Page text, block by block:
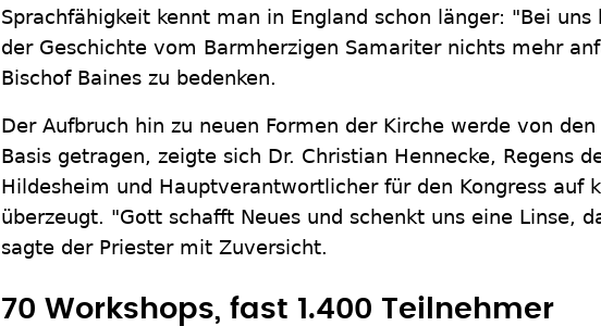
Sprachfähigkeit kennt man in England schon länger: "Bei
der Geschichte vom Barmherzigen Samariter nichts mehr
Bischof Baines zu bedenken.
Der Aufbruch hin zu neuen Formen der Kirche werde von
Basis getragen, zeigte sich Dr. Christian Hennecke, Regens
Hildesheim und Hauptverantwortlicher für den Kongress auf
überzeugt. "Gott schafft Neues und schenkt uns eine Linse,
sagte der Priester mit Zuversicht.
70 Workshops, fast 1.400 Teilnehmer